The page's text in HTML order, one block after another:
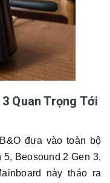
Quan Trọng Tới
đưa vào toàn bộ
Beosound 2 Gen 3,
này tháo ra